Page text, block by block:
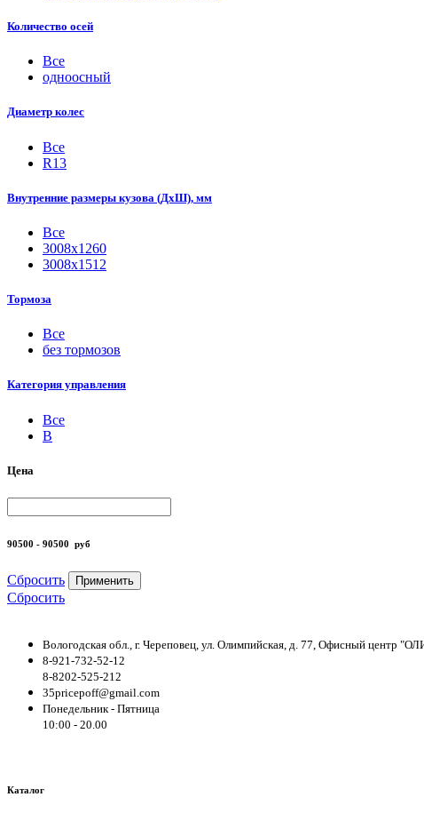
Количество осей
Все
одноосный
Диаметр колес
Все
R13
Внутренние размеры кузова (ДхШ), мм
Все
3008х1260
3008х1512
Тормоза
Все
без тормозов
Категория управления
Все
B
Цена
90500 - 90500 руб
Сбросить Применить
Сбросить
Вологодская обл., г. Череповец, ул. Олимпийская, д. 77, Офисный центр
8-921-732-52-12
8-8202-525-212
35pricepoff@gmail.com
Понедельник - Пятница
10:00 - 20.00
Каталог